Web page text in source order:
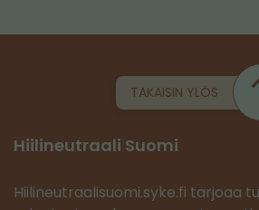
TAKAISIN YLÖS
Hiilineutraali Suomi
Hiilineutraalisuomi.syke.fi tarjoaa